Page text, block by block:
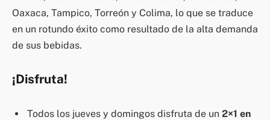
Oaxaca, Tampico, Torreón y Colima, lo que se traduce
en un rotundo éxito como resultado de la alta demanda
de sus bebidas.
¡Disfruta!
Todos los jueves y domingos disfruta de un 2×1 en